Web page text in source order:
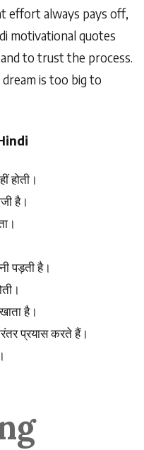
effort always pays off,
motivational quotes
to trust the process.
is too big to
होती।
है।
पड़तीहै।
है।
प्रयासकरतेहैं।